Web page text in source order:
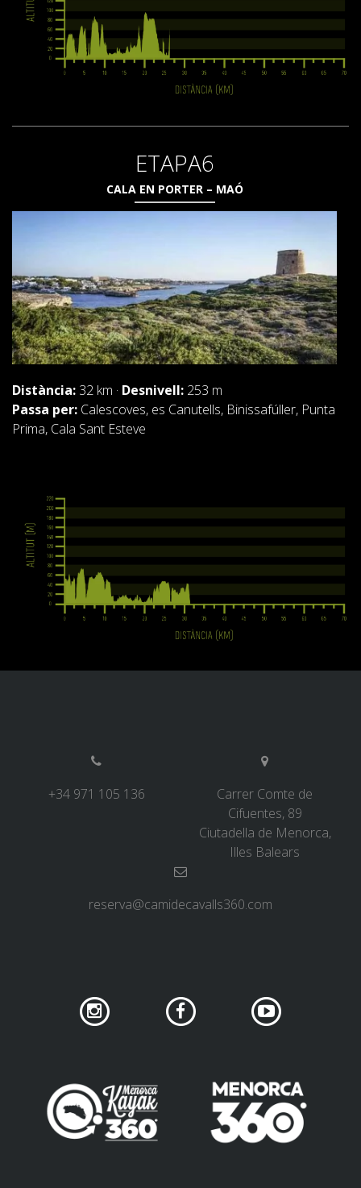
ETAPA6
CALA EN PORTER – MAÓ
Distància: 32 km · Desnivell: 253 m
Passa per: Calescoves, es Canutells, Binissafúller, Punta
Prima, Cala Sant Esteve
+34 971 105 136
Carrer Comte de
Cifuentes, 89
Ciutadella de Menorca,
Illes Balears
reserva@camidecavalls360.com